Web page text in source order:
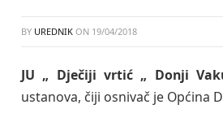
BY UREDNIK ON 19/04/2018
JU „ Dječiji vrtić „ Donji
ustanova, čiji osnivač je Općina